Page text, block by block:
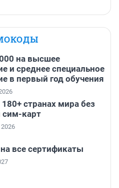
на высшее
и среднее специальное
в первый год обучения
странах мира без
сим-карт
все сертификаты